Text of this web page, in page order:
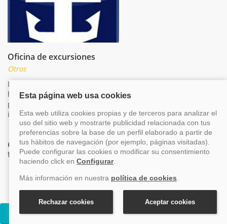
Cruceros Anthem of the Seas
Oficina de excursiones
Otros
Departamento destinado a informar a los clientes de los
horarios y actividades que se ofrecen para conocer cada
puerto. Puedes acudir a la oficina para obtener más
información y para hacer tu reserva.
Cruceros al mejor precio del barco Anthem of
the Seas
¡Nuevo!